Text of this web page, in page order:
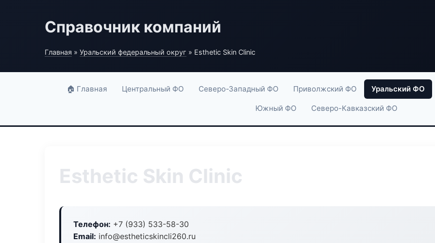
Справочник компаний
Главная » Уральский федеральный округ » Esthetic Skin Clinic
🏠 Главная Центральный ФО Северо-Западный ФО Приволжский ФО Уральский ФО
Южный ФО Северо-Кавказский ФО
Esthetic Skin Clinic
Телефон: +7 (933) 533-58-30
Email: info@estheticskincli260.ru